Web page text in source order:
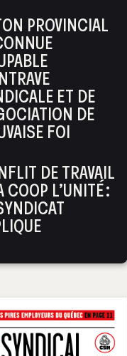
PROVINCIAL
ET DE
DE
FOI
DE TRAVAIL
COOP L’UNITÉ :